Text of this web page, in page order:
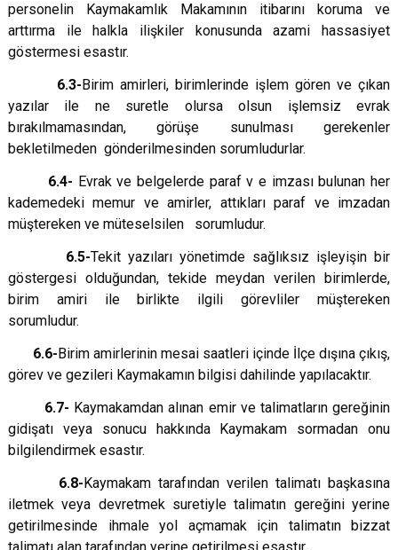
personelin Kaymakamlık Makamının itibarını koruma ve
arttırma ile halkla ilişkiler konusunda azami hassasiyet
göstermesi esastır.
6.3-Birim amirleri, birimlerinde işlem gören ve çıkan
yazılar ile ne suretle olursa olsun işlemsiz evrak
bırakılmamasından, görüşe sunulması gerekenler
bekletilmeden gönderilmesinden sorumludurlar.
6.4- Evrak ve belgelerde paraf v e imzası bulunan her
kademedeki memur ve amirler, attıkları paraf ve imzadan
müştereken ve müteselsilen sorumludur.
6.5-Tekit yazıları yönetimde sağlıksız işleyişin bir
göstergesi olduğundan, tekide meydan verilen birimlerde,
birim amiri ile birlikte ilgili görevliler müştereken
sorumludur.
6.6-Birim amirlerinin mesai saatleri içinde İlçe dışına çıkış,
görev ve gezileri Kaymakamın bilgisi dahilinde yapılacaktır.
6.7- Kaymakamdan alınan emir ve talimatların gereğinin
gidişatı veya sonucu hakkında Kaymakam sormadan onu
bilgilendirmek esastır.
6.8-Kaymakam tarafından verilen talimatı başkasına
iletmek veya devretmek suretiyle talimatın gereğini yerine
getirilmesinde ihmale yol açmamak için talimatın bizzat